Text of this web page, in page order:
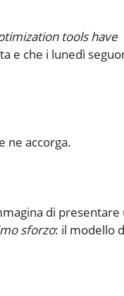
tools have
e che i lunedì
ne accorga.
di presentare
sforzo: il modello